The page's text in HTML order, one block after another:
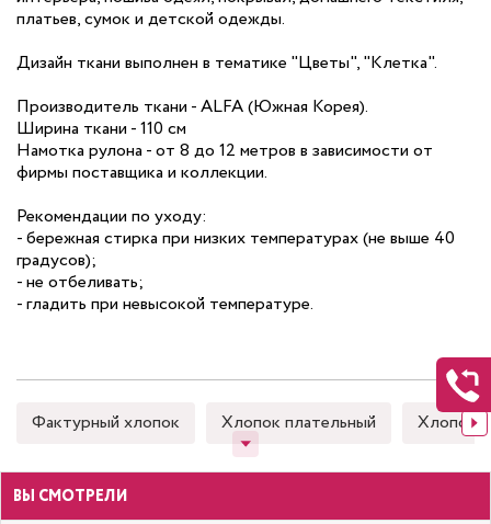
платьев, сумок и детской одежды.
Дизайн ткани выполнен в тематике "Цветы", "Клетка".
Производитель ткани - ALFA (Южная Корея).
Ширина ткани - 110 см
Намотка рулона - от 8 до 12 метров в зависимости от
фирмы поставщика и коллекции.
Рекомендации по уходу:
- бережная стирка при низких температурах (не выше 40
градусов);
- не отбеливать;
- гладить при невысокой температуре.
Фактурный хлопок Хлопок плательный Хлопок
ВЫ СМОТРЕЛИ